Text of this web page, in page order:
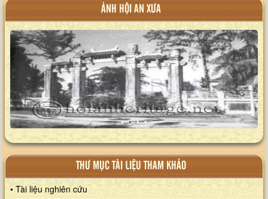
ẢNH HỘI AN XƯA
XEM ALBUM
THƯ MỤC TÀI LIỆU THAM KHẢO
• Tài liệu nghiên cứu